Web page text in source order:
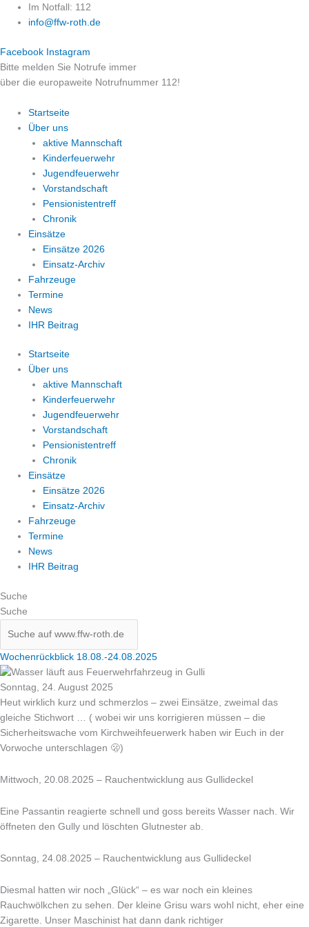
Zum
Inhalt
Im Notfall: 112
info@ffw-roth.de
Facebook Instagram
Bitte melden Sie Notrufe immer
über die europaweite Notrufnummer 112!
Startseite
Über uns
aktive Mannschaft
Kinderfeuerwehr
Jugendfeuerwehr
Vorstandschaft
Pensionistentreff
Chronik
Einsätze
Einsätze 2026
Einsatz-Archiv
Fahrzeuge
Termine
News
IHR Beitrag
Startseite
Über uns
aktive Mannschaft
Kinderfeuerwehr
Jugendfeuerwehr
Vorstandschaft
Pensionistentreff
Chronik
Einsätze
Einsätze 2026
Einsatz-Archiv
Fahrzeuge
Termine
News
IHR Beitrag
Suche
Suche
Wochenrückblick 18.08.-24.08.2025
Sonntag, 24. August 2025
Heut wirklich kurz und schmerzlos – zwei Einsätze, zweimal das
gleiche Stichwort … ( wobei wir uns korrigieren müssen – die
Sicherheitswache vom Kirchweihfeuerwerk haben wir Euch in der
Vorwoche unterschlagen 🫢)
Mittwoch, 20.08.2025 – Rauchentwicklung aus Gullideckel
Eine Passantin reagierte schnell und goss bereits Wasser nach. Wir
öffneten den Gully und löschten Glutnester ab.
Sonntag, 24.08.2025 – Rauchentwicklung aus Gullideckel
Diesmal hatten wir noch „Glück“ – es war noch ein kleines
Rauchwölkchen zu sehen. Der kleine Grisu wars wohl nicht, eher eine
Zigarette. Unser Maschinist hat dann dank richtiger